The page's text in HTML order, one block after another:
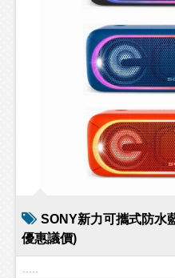
SONY新力可攜式防水
優惠議價)